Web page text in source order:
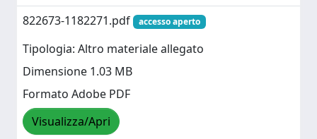
822673-1182271.pdf
accesso aperto
Tipologia: Altro materiale allegato
Dimensione 1.03 MB
Formato Adobe PDF
Visualizza/Apri